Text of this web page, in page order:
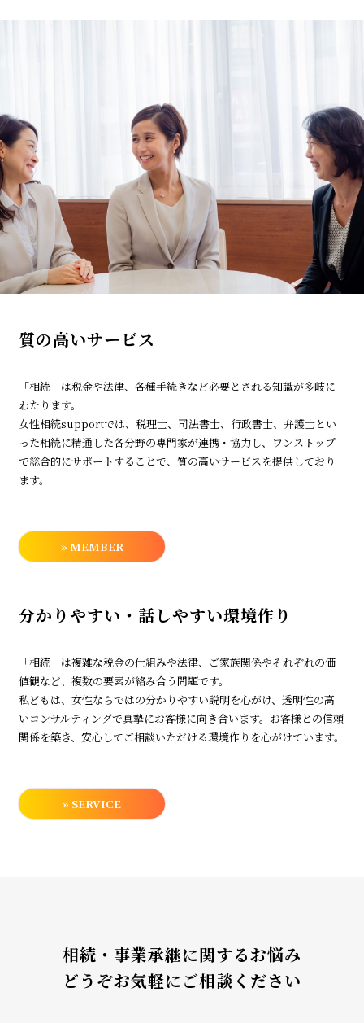
質の高いサービス
「相続」は税金や法律、各種手続きなど必要とされる知識が多岐に
わたります。
女性相続supportでは、税理士、司法書士、行政書士、弁護士とい
った相続に精通した各分野の専門家が連携・協力し、ワンストップ
で総合的にサポートすることで、質の高いサービスを提供しており
ます。
» MEMBER
分かりやすい・話しやすい環境作り
「相続」は複雑な税金の仕組みや法律、ご家族関係やそれぞれの価
値観など、複数の要素が絡み合う問題です。
私どもは、女性ならではの分かりやすい説明を心がけ、透明性の高
いコンサルティングで真摯にお客様に向き合います。お客様との信頼
関係を築き、安心してご相談いただける環境作りを心がけています。
» SERVICE
相続・事業承継に関するお悩み
どうぞお気軽にご相談ください